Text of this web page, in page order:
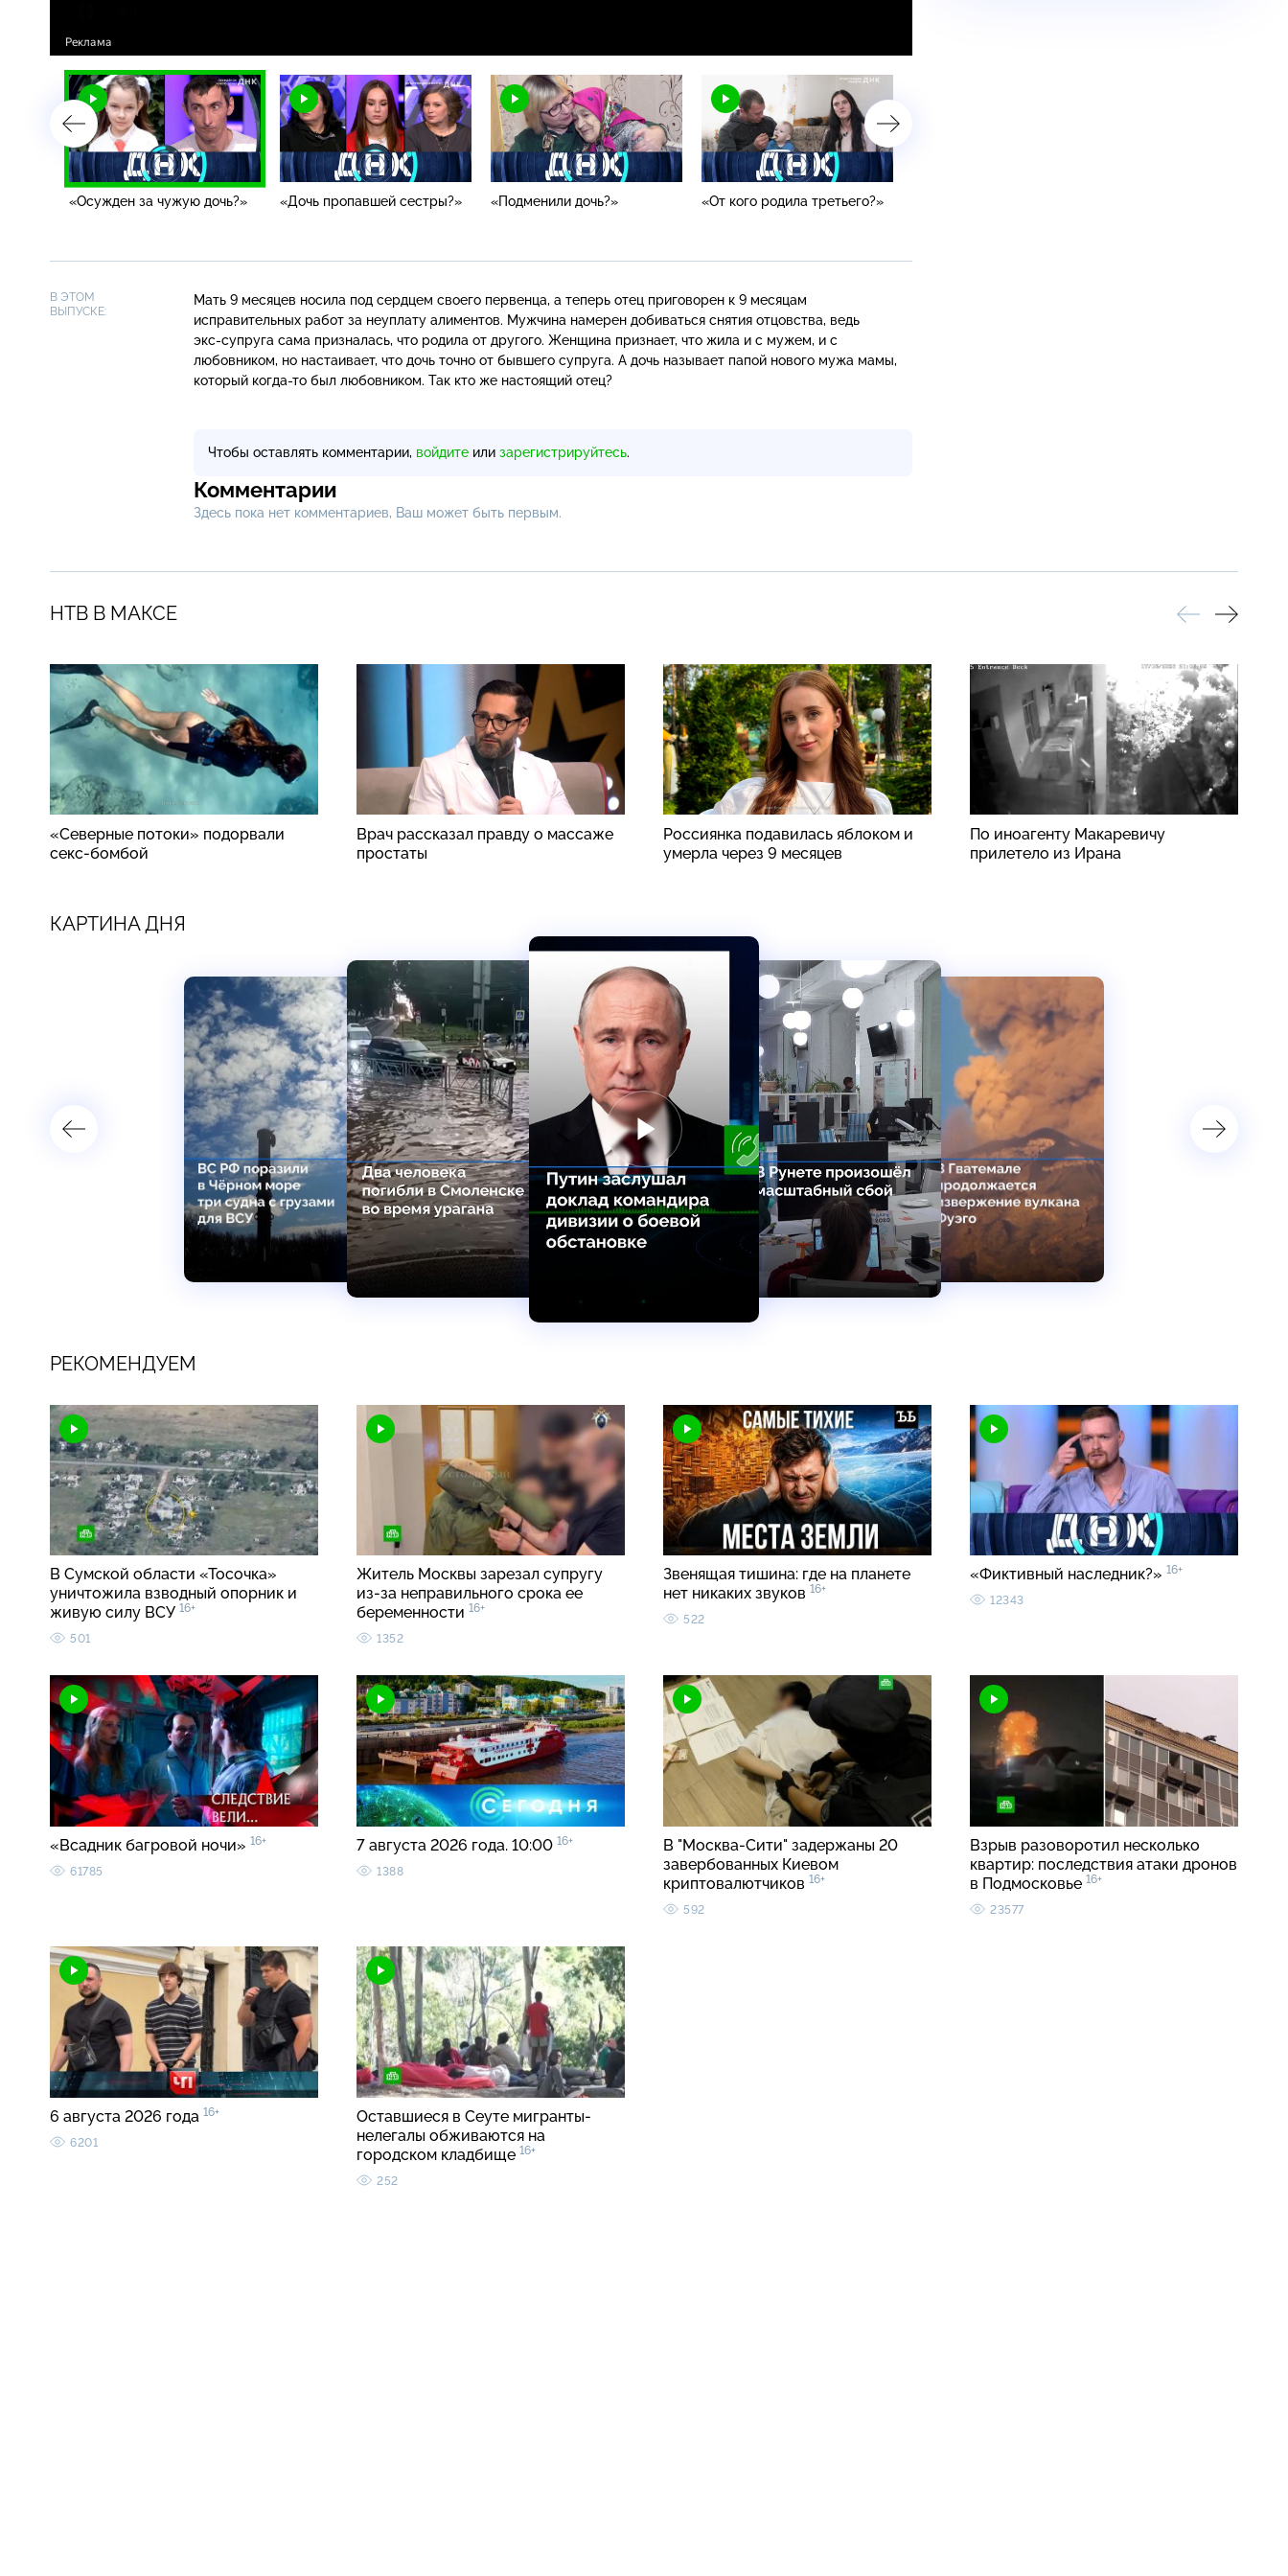
«Осужден за чужую дочь?» «Дочь пропавшей сестры?» «Подменили дочь?» «От кого родила третьего?»
В ЭТОМ
ВЫПУСКЕ:
Мать 9 месяцев носила под сердцем своего первенца, а теперь отец приговорен к 9 месяцам
исправительных работ за неуплату алиментов. Мужчина намерен добиваться снятия отцовства, ведь
экс-супруга сама призналась, что родила от другого. Женщина признает, что жила и с мужем, и с
любовником, но настаивает, что дочь точно от бывшего супруга. А дочь называет папой нового мужа мамы,
который когда-то был любовником. Так кто же настоящий отец?
Чтобы оставлять комментарии, войдите или зарегистрируйтесь.
Комментарии
Здесь пока нет комментариев, Ваш может быть первым.
НТВ В МАКСЕ
«Северные потоки» подорвали
секс-бомбой
Врач рассказал правду о массаже
простаты
Россиянка подавилась яблоком и
умерла через 9 месяцев
По иноагенту Макаревичу
прилетело из Ирана
КАРТИНА ДНЯ
РЕКОМЕНДУЕМ
В Сумской области «Тосочка»
уничтожила взводный опорник и
живую силу ВСУ 16+
501
Житель Москвы зарезал супругу
из-за неправильного срока ее
беременности 16+
1352
Звенящая тишина: где на планете
нет никаких звуков 16+
522
«Фиктивный наследник?» 16+
12343
«Всадник багровой ночи» 16+
61785
7 августа 2026 года. 10:00 16+
1388
В "Москва-Сити" задержаны 20
завербованных Киевом
криптовалютчиков 16+
592
Взрыв разоворотил несколько
квартир: последствия атаки дронов
в Подмосковье 16+
23577
6 августа 2026 года 16+
6201
Оставшиеся в Сеуте мигранты-
нелегалы обживаются на
городском кладбище 16+
252